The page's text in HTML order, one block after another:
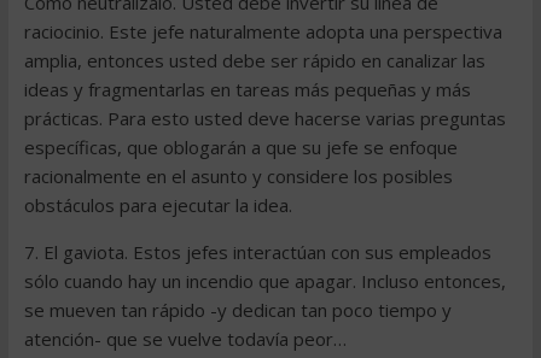
raciocinio. Este jefe naturalmente adopta una perspectiva
amplia, entonces usted debe ser rápido en canalizar las
ideas y fragmentarlas en tareas más pequeñas y más
prácticas. Para esto usted deve hacerse varias preguntas
específicas, que oblogarán a que su jefe se enfoque
racionalmente en el asunto y considere los posibles
obstáculos para ejecutar la idea.
7. El gaviota. Estos jefes interactúan con sus empleados
sólo cuando hay un incendio que apagar. Incluso entonces,
se mueven tan rápido -y dedican tan poco tiempo y
atención- que se vuelve todavía peor…